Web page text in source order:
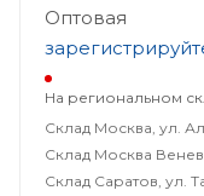
Оптовая
На региональном
Склад Москва, ул.
Склад Москва
Склад Саратов, ул.